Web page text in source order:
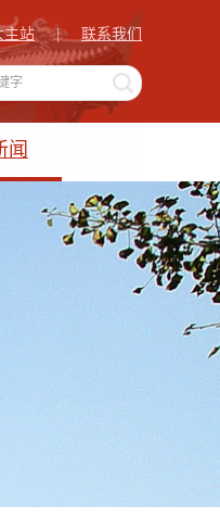
联系我们
主站 |
闻